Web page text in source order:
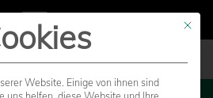
Mit
Website. Einige von ihnen sind